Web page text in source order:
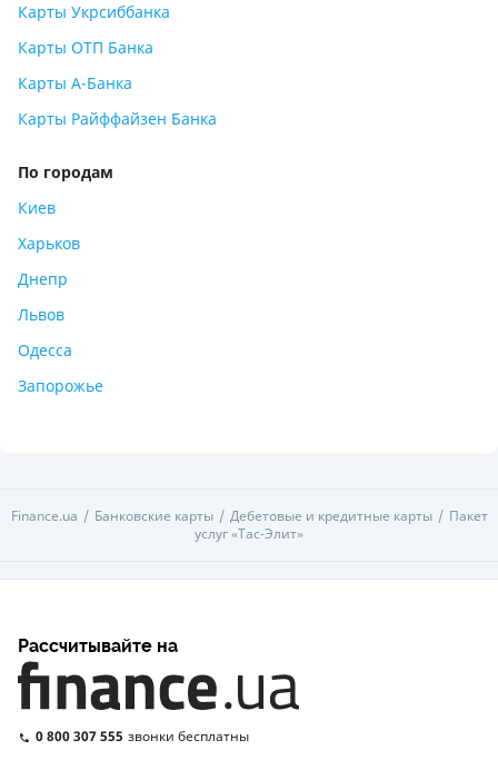
Карты Укрсиббанка
Карты ОТП Банка
Карты А-Банка
Карты Райффайзен Банка
По городам
Киев
Харьков
Днепр
Львов
Одесса
Запорожье
Finance.ua Банковские карты Дебетовые и кредитные карты
Пакет
услуг «Тас-Элит»
Рассчитывайте на
0 800 307 555 звонки бесплатны